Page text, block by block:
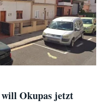
Okupas jetzt